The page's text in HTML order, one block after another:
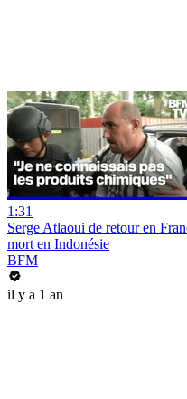
1:31
Serge Atlaoui de retour en
mort en Indonésie
BFM
il y a 1 an